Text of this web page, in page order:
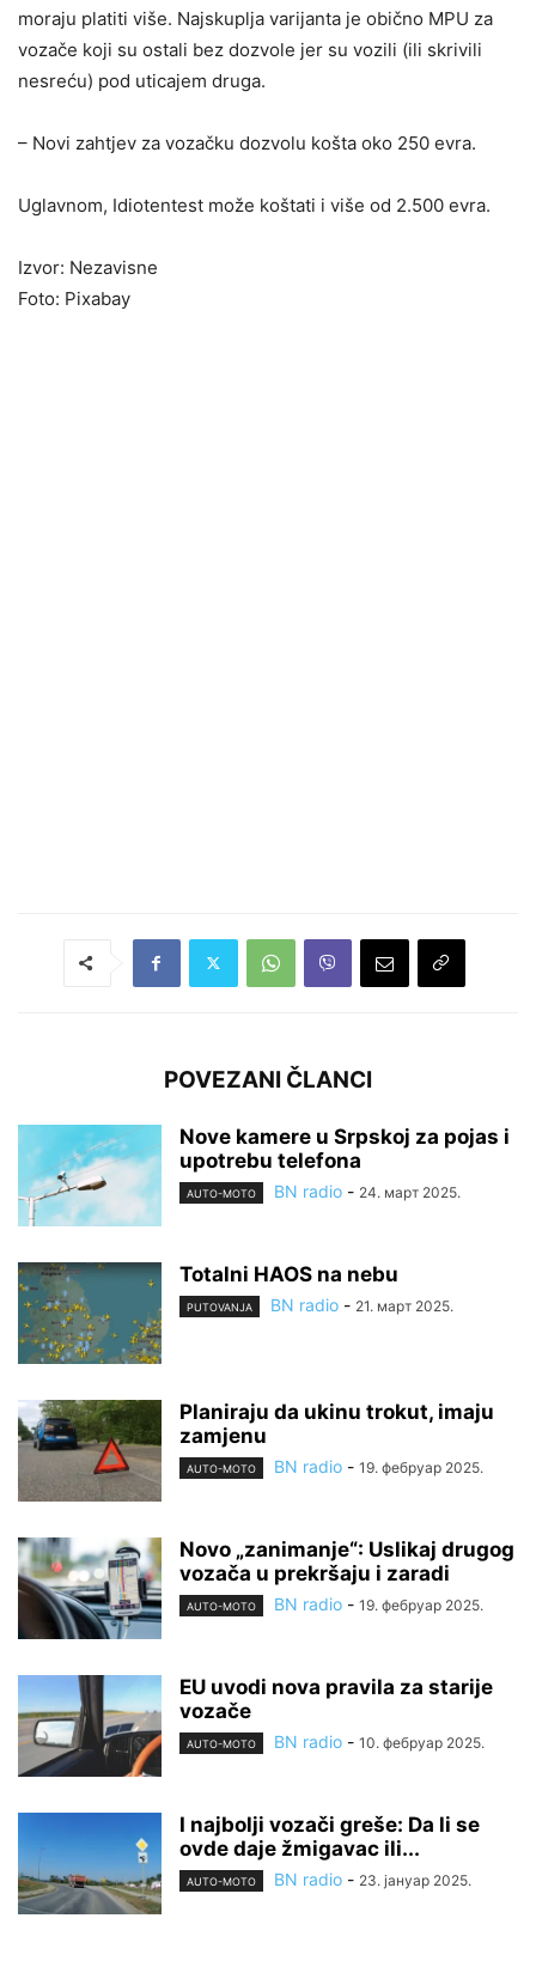
moraju platiti više. Najskuplja varijanta je obično MPU za
vozače koji su ostali bez dozvole jer su vozili (ili skrivili
nesreću) pod uticajem druga.
– Novi zahtjev za vozačku dozvolu košta oko 250 evra.
Uglavnom, Idiotentest može koštati i više od 2.500 evra.
Izvor: Nezavisne
Foto: Pixabay
POVEZANI ČLANCI
Nove kamere u Srpskoj za pojas i
upotrebu telefona
AUTO-MOTO BN radio - 24. март 2025.
Totalni HAOS na nebu
PUTOVANJA BN radio - 21. март 2025.
Planiraju da ukinu trokut, imaju
zamjenu
AUTO-MOTO BN radio - 19. фебруар 2025.
Novo „zanimanje“: Uslikaj drugog
vozača u prekršaju i zaradi
AUTO-MOTO BN radio - 19. фебруар 2025.
EU uvodi nova pravila za starije
vozače
AUTO-MOTO BN radio - 10. фебруар 2025.
I najbolji vozači greše: Da li se
ovde daje žmigavac ili...
AUTO-MOTO BN radio - 23. јануар 2025.